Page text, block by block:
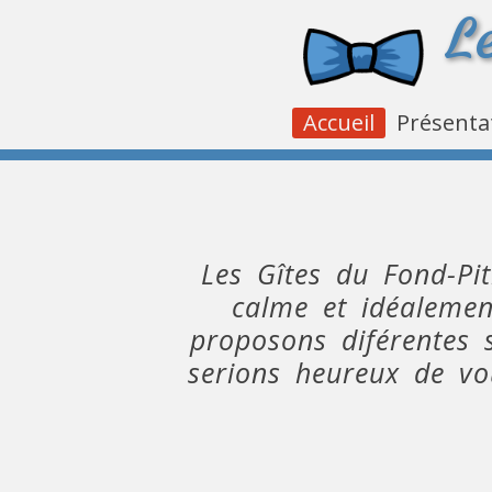
Accueil
Les Gîtes du Fond-
calme et
proposons
serions heureux de